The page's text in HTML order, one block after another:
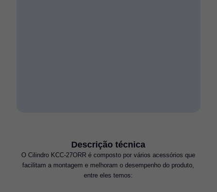
Descrição técnica
O Cilindro KCC-27ORR é composto por vários acessórios que
facilitam a montagem e melhoram o desempenho do produto,
entre eles temos: